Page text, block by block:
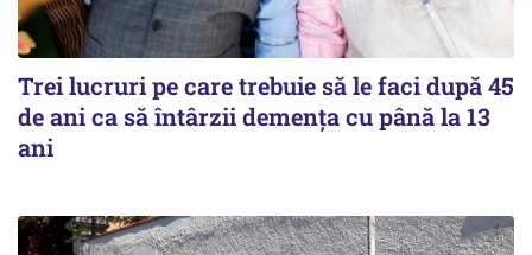
Trei lucruri pe care trebuie să le faci după 45
de ani ca să întârzii demența cu până la 13
ani